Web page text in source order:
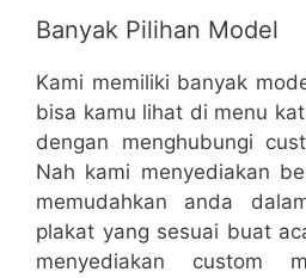
Banyak Pilihan Model
Kami memiliki banyak
bisa kamu lihat di menu
dengan menghubungi
Nah kami menyediakan
memudahkan anda
plakat yang sesuai buat
menyediakan custom